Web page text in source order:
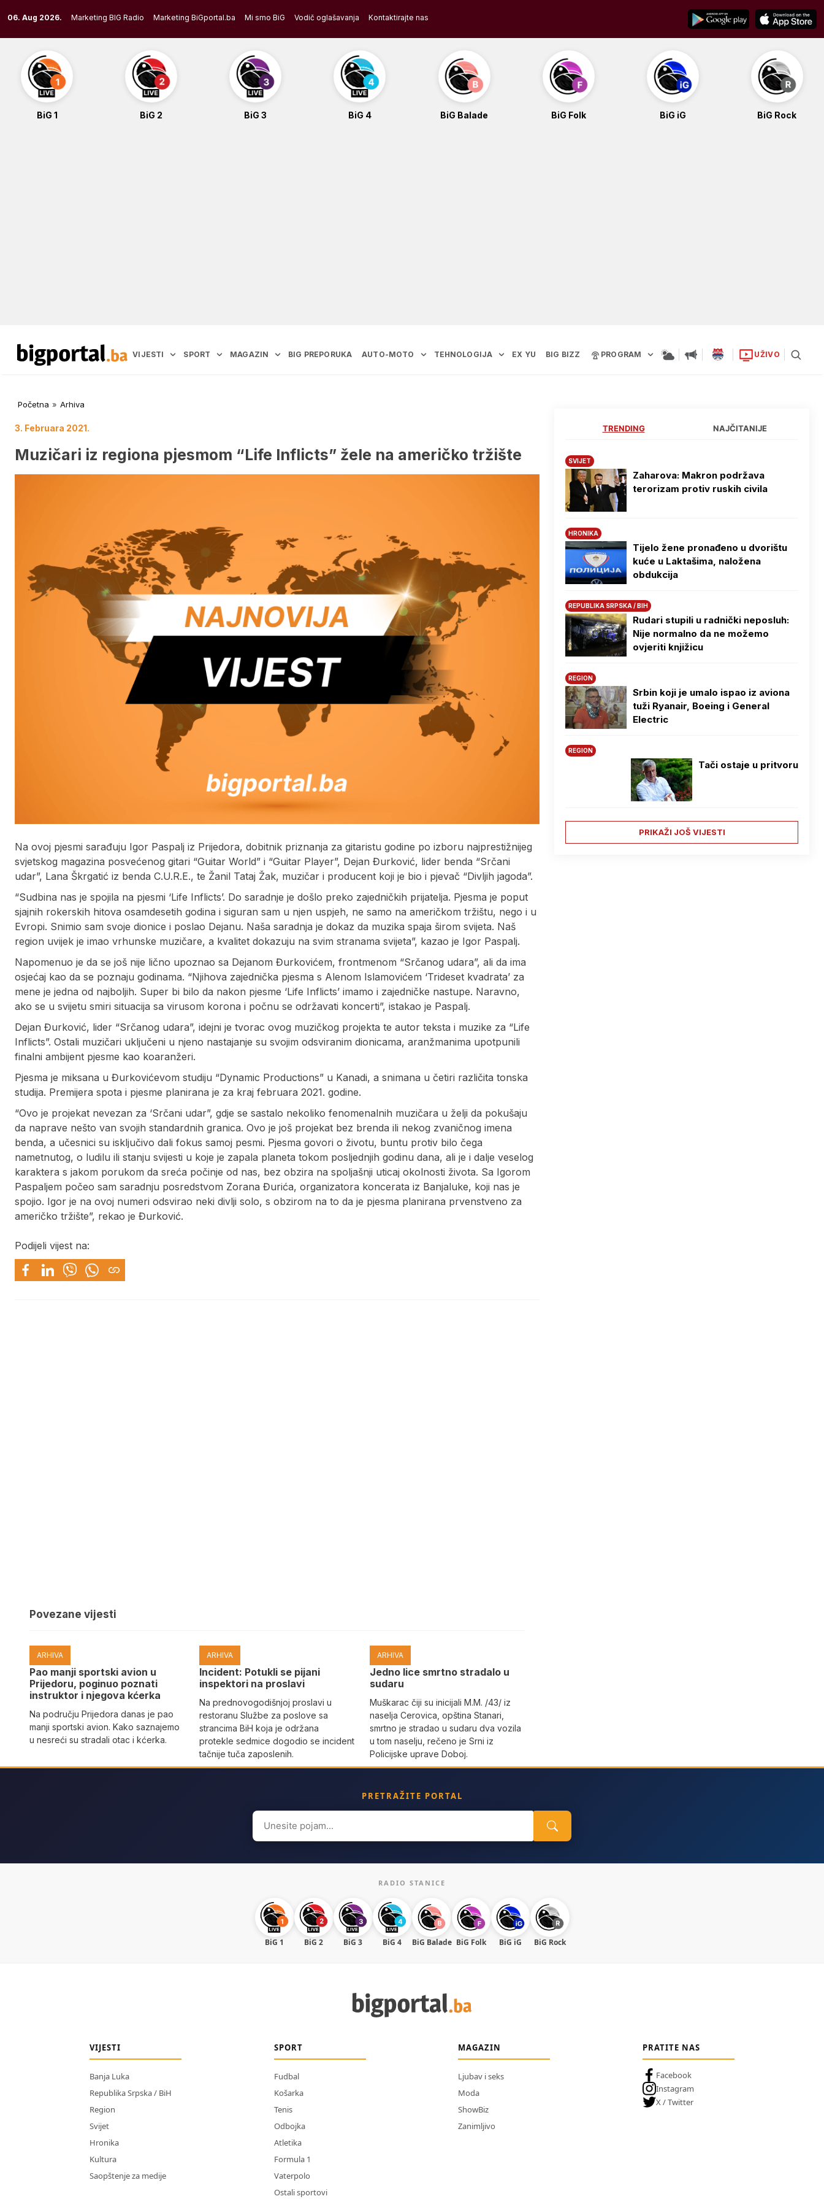
to
content
06. Aug 2026. Marketing BIG Radio Marketing BiGportal.ba Mi smo BiG Vodič oglašavanja Kontaktirajte nas
BiG 1 BiG 2 BiG 3 BiG 4 BiG Balade BiG Folk BiG iG BiG Rock
VIJESTI SPORT MAGAZIN BIG PREPORUKA AUTO-MOTO TEHNOLOGIJA EX YU BIG BIZZ PROGRAM UŽIVO
Početna » Arhiva
3. Februara 2021.
Muzičari iz regiona pjesmom “Life Inflicts” žele na američko tržište
Na ovoj pjesmi sarađuju Igor Paspalj iz Prijedora, dobitnik priznanja za gitaristu godine po izboru najprestižnijeg
svjetskog magazina posvećenog gitari “Guitar World” i “Guitar Player”, Dejan Đurković, lider benda “Srčani
udar”, Lana Škrgatić iz benda C.U.R.E., te Žanil Tataj Žak, muzičar i producent koji je bio i pjevač “Divljih jagoda”.
“Sudbina nas je spojila na pjesmi ‘Life Inflicts’. Do saradnje je došlo preko zajedničkih prijatelja. Pjesma je poput
sjajnih rokerskih hitova osamdesetih godina i siguran sam u njen uspjeh, ne samo na američkom tržištu, nego i u
Evropi. Snimio sam svoje dionice i poslao Dejanu. Naša saradnja je dokaz da muzika spaja širom svijeta. Naš
region uvijek je imao vrhunske muzičare, a kvalitet dokazuju na svim stranama svijeta”, kazao je Igor Paspalj.
Napomenuo je da se još nije lično upoznao sa Dejanom Đurkovićem, frontmenom “Srčanog udara”, ali da ima
osjećaj kao da se poznaju godinama. “Njihova zajednička pjesma s Alenom Islamovićem ‘Trideset kvadrata’ za
mene je jedna od najboljih. Super bi bilo da nakon pjesme ‘Life Inflicts’ imamo i zajedničke nastupe. Naravno,
ako se u svijetu smiri situacija sa virusom korona i počnu se održavati koncerti”, istakao je Paspalj.
Dejan Đurković, lider “Srčanog udara”, idejni je tvorac ovog muzičkog projekta te autor teksta i muzike za “Life
Inflicts”. Ostali muzičari uključeni u njeno nastajanje su svojim odsviranim dionicama, aranžmanima upotpunili
finalni ambijent pjesme kao koaranžeri.
Pjesma je miksana u Đurkovićevom studiju “Dynamic Productions” u Kanadi, a snimana u četiri različita tonska
studija. Premijera spota i pjesme planirana je za kraj februara 2021. godine.
“Ovo je projekat nevezan za ‘Srčani udar”, gdje se sastalo nekoliko fenomenalnih muzičara u želji da pokušaju
da naprave nešto van svojih standardnih granica. Ovo je još projekat bez brenda ili nekog zvaničnog imena
benda, a učesnici su isključivo dali fokus samoj pesmi. Pjesma govori o životu, buntu protiv bilo čega
nametnutog, o ludilu ili stanju svijesti u koje je zapala planeta tokom posljednjih godinu dana, ali je i dalje veselog
karaktera s jakom porukom da sreća počinje od nas, bez obzira na spoljašnji uticaj okolnosti života. Sa Igorom
Paspaljem počeo sam saradnju posredstvom Zorana Đurića, organizatora koncerata iz Banjaluke, koji nas je
spojio. Igor je na ovoj numeri odsvirao neki divlji solo, s obzirom na to da je pjesma planirana prvenstveno za
američko tržište”, rekao je Đurković.
Podijeli vijest na:
Povezane vijesti
ARHIVA
Pao manji sportski avion u
Prijedoru, poginuo poznati
instruktor i njegova kćerka
Na području Prijedora danas je pao
manji sportski avion. Kako saznajemo
u nesreći su stradali otac i kćerka.
ARHIVA
Incident: Potukli se pijani
inspektori na proslavi
Na prednovogodišnjoj proslavi u
restoranu Službe za poslove sa
strancima BiH koja je održana
protekle sedmice dogodio se incident
tačnije tuča zaposlenih.
ARHIVA
Јedno lice smrtno stradalo u
sudaru
Muškarac čiji su inicijali M.M. /43/ iz
naselja Cerovica, opština Stanari,
smrtno je stradao u sudaru dva vozila
u tom naselju, rečeno je Srni iz
Policijske uprave Doboj.
TRENDING NAJČITANIJE
SVIJET
Zaharova: Makron podržava
terorizam protiv ruskih civila
HRONIKA
Tijelo žene pronađeno u dvorištu
kuće u Laktašima, naložena
obdukcija
REPUBLIKA SRPSKA / BIH
Rudari stupili u radnički neposluh:
Nije normalno da ne možemo
ovjeriti knjižicu
REGION
Srbin koji je umalo ispao iz aviona
tuži Ryanair, Boeing i General
Electric
REGION
Tači ostaje u pritvoru
PRIKAŽI JOŠ VIJESTI
PRETRAŽITE PORTAL
Search
for:
RADIO STANICE
BiG 1 BiG 2 BiG 3 BiG 4 BiG Balade BiG Folk BiG iG BiG Rock
VIJESTI
Banja Luka
Republika Srpska / BiH
Region
Svijet
Hronika
Kultura
Saopštenje za medije
SPORT
Fudbal
Košarka
Tenis
Odbojka
Atletika
Formula 1
Vaterpolo
Ostali sportovi
MAGAZIN
Ljubav i seks
Moda
ShowBiz
Zanimljivo
PRATITE NAS
Facebook
Instagram
X / Twitter